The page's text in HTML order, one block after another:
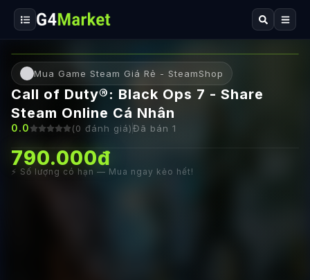
Mua Game Steam Giá Rẻ - SteamShop
Call of Duty®: Black Ops 7 - Share
Steam Online Cá Nhân
0.0 (0 đánh giá)Đã bán 1
790.000đ
⚡ Số lượng có hạn — Mua ngay kẻo hết!